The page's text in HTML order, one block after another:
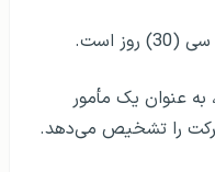
است.
ثبت نام با اداره درآمد Inland، به عنوان یک مأمور
را تشخیص می‌دهد.